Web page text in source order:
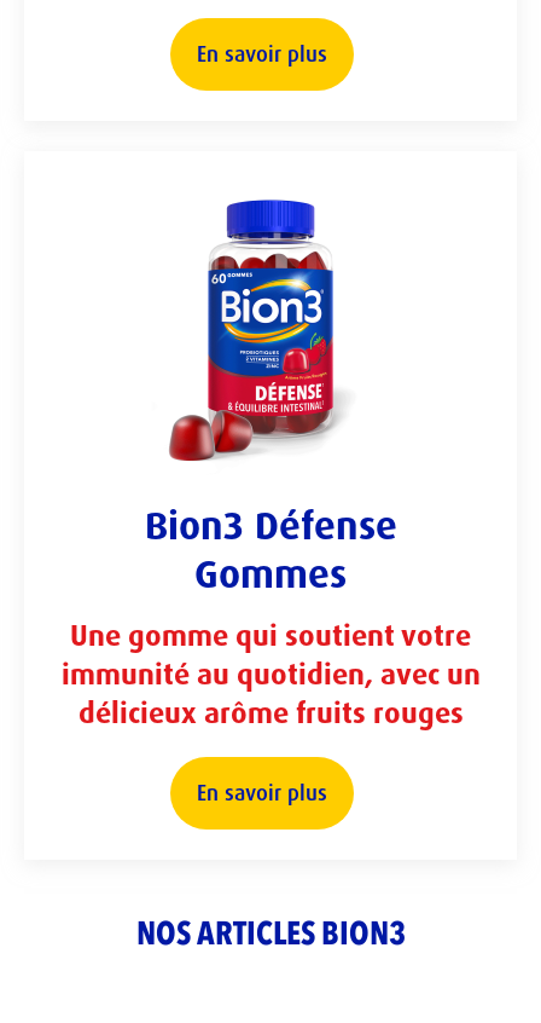
En savoir plus
Bion3 Défense
Gommes
Une gomme qui soutient votre
immunité au quotidien, avec un
délicieux arôme fruits rouges
En savoir plus
NOS ARTICLES BION3